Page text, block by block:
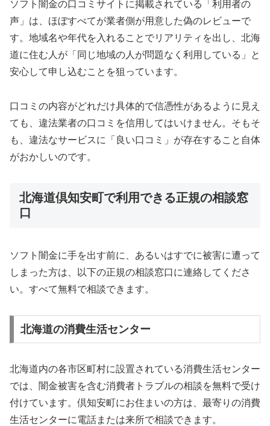
ソフト闇金の口コミサイトに掲載されている「利用者の
声」は、ほぼすべてが業者側が用意した偽のレビューで
す。地域名や年代を入れることでリアリティを出し、北海
道に住む人が「同じ地域の人が問題なく利用している」と
安心して申し込むことを狙っています。
口コミの内容がどれだけ具体的で信憑性があるように見え
ても、違法業者の口コミを信用してはいけません。そもそ
も、違法なサービスに「良い口コミ」が存在すること自体
がおかしいのです。
北海道倶知安町で利用できる正規の相談窓
口
ソフト闇金に手を出す前に、あるいはすでに被害に遭って
しまった方は、以下の正規の相談窓口に連絡してくださ
い。すべて無料で相談できます。
北海道の消費生活センター
北海道内の各市区町村に設置されている消費生活センター
では、闇金被害を含む消費者トラブルの相談を無料で受け
付けています。倶知安町にお住まいの方は、最寄りの消費
生活センターに電話または来所で相談できます。